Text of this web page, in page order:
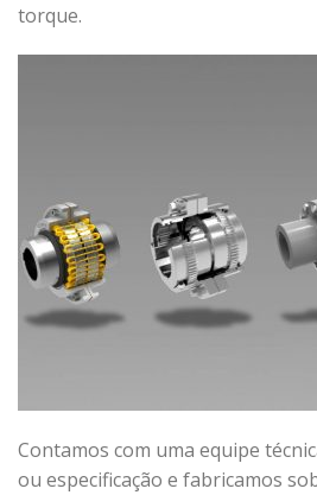
torque.
Contamos com uma equipe
ou especificação e fabricamos